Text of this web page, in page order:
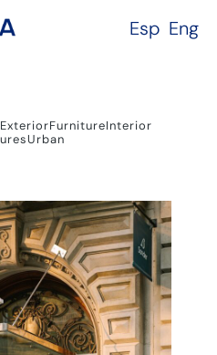
Esp Eng
ExteriorFurnitureInterior
Urban